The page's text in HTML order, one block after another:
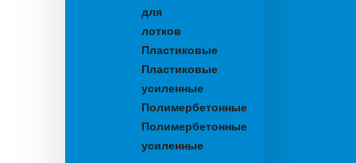
для
лотков
Пластиковые
Пластиковые
усиленные
Полимербетонные
Полимербетонные
усиленные